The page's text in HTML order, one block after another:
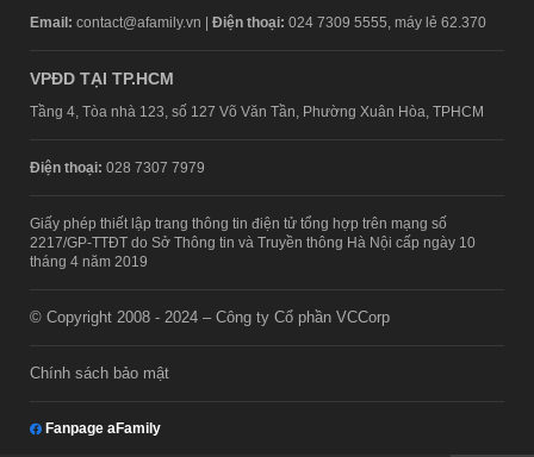
Email: contact@afamily.vn | Điện thoại: 024 7309 5555, máy lẻ 62.370
VPĐD TẠI TP.HCM
Tầng 4, Tòa nhà 123, số 127 Võ Văn Tần, Phường Xuân Hòa, TPHCM
Điện thoại: 028 7307 7979
Giấy phép thiết lập trang thông tin điện tử tổng hợp trên mạng số
2217/GP-TTĐT do Sở Thông tin và Truyền thông Hà Nội cấp ngày 10
tháng 4 năm 2019
© Copyright 2008 - 2024 – Công ty Cổ phần VCCorp
Chính sách bảo mật
Fanpage aFamily